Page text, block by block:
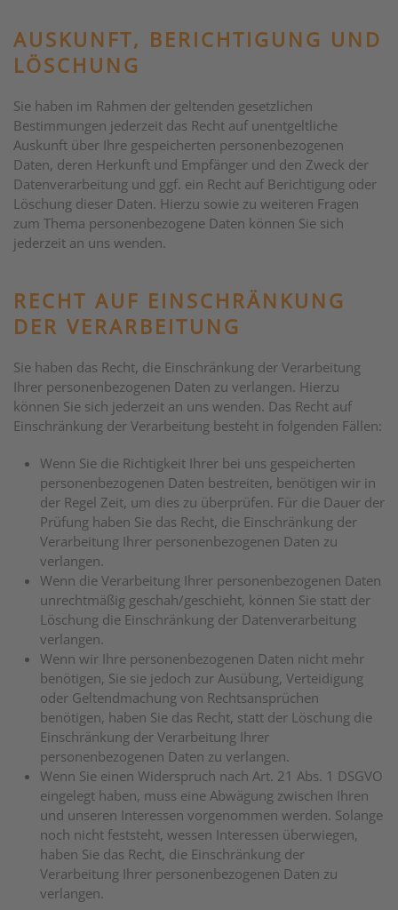
AUSKUNFT, BERICHTIGUNG UND
LÖSCHUNG
Sie haben im Rahmen der geltenden gesetzlichen
Bestimmungen jederzeit das Recht auf unentgeltliche
Auskunft über Ihre gespeicherten personenbezogenen
Daten, deren Herkunft und Empfänger und den Zweck der
Datenverarbeitung und ggf. ein Recht auf Berichtigung oder
Löschung dieser Daten. Hierzu sowie zu weiteren Fragen
zum Thema personenbezogene Daten können Sie sich
jederzeit an uns wenden.
RECHT AUF EINSCHRÄNKUNG
DER VERARBEITUNG
Sie haben das Recht, die Einschränkung der Verarbeitung
Ihrer personenbezogenen Daten zu verlangen. Hierzu
können Sie sich jederzeit an uns wenden. Das Recht auf
Einschränkung der Verarbeitung besteht in folgenden Fällen:
Wenn Sie die Richtigkeit Ihrer bei uns gespeicherten
personenbezogenen Daten bestreiten, benötigen wir in
der Regel Zeit, um dies zu überprüfen. Für die Dauer der
Prüfung haben Sie das Recht, die Einschränkung der
Verarbeitung Ihrer personenbezogenen Daten zu
verlangen.
Wenn die Verarbeitung Ihrer personenbezogenen Daten
unrechtmäßig geschah/geschieht, können Sie statt der
Löschung die Einschränkung der Datenverarbeitung
verlangen.
Wenn wir Ihre personenbezogenen Daten nicht mehr
benötigen, Sie sie jedoch zur Ausübung, Verteidigung
oder Geltendmachung von Rechtsansprüchen
benötigen, haben Sie das Recht, statt der Löschung die
Einschränkung der Verarbeitung Ihrer
personenbezogenen Daten zu verlangen.
Wenn Sie einen Widerspruch nach Art. 21 Abs. 1 DSGVO
eingelegt haben, muss eine Abwägung zwischen Ihren
und unseren Interessen vorgenommen werden. Solange
noch nicht feststeht, wessen Interessen überwiegen,
haben Sie das Recht, die Einschränkung der
Verarbeitung Ihrer personenbezogenen Daten zu
verlangen.